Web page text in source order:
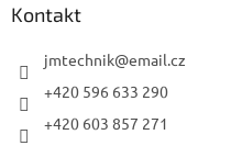
Kontakt
jmtechnik@email.cz
+420 596 633 290
+420 603 857 271